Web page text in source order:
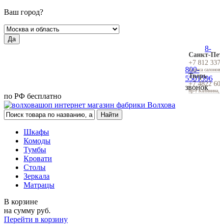
Ваш город?
Да
Санкт-
+7 812
Адреса
Тверь
+7 4822
пр-т
8-
800-
5501596
звонок
по РФ бесплатно
Шкафы
Комоды
Тумбы
Кровати
Столы
Зеркала
Матрацы
В корзине
на сумму руб.
Перейти в корзину